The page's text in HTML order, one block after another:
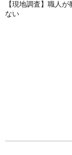
【現地調査】職人
ない